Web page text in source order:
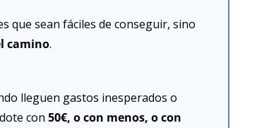
que sean fáciles de conseguir, sino
camino.
lleguen gastos inesperados o
con 50€, o con menos, o con